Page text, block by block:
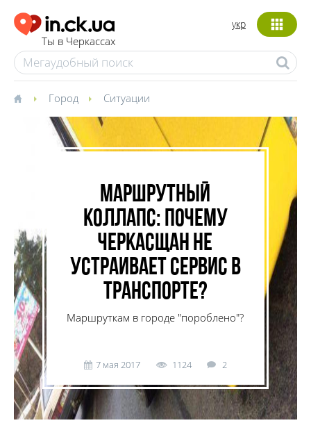
Ты в Черкассах
укр
Город Ситуации
Маршрутный
коллапс: почему
черкасщан не
устраивает сервис в
транспорте?
Маршруткам в городе "пороблено"?
7 мая 2017 1124 2